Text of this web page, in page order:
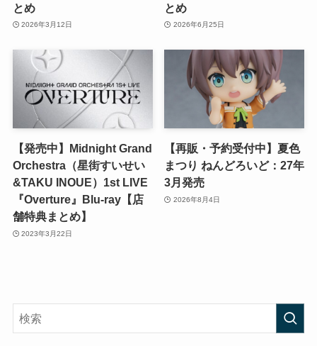
とめ
2026年3月12日
とめ
2026年6月25日
【発売中】Midnight Grand
Orchestra（星街すいせい
&TAKU INOUE）1st LIVE
『Overture』Blu-ray【店
舗特典まとめ】
2023年3月22日
【再販・予約受付中】夏色
まつり ねんどろいど：27年
3月発売
2026年8月4日